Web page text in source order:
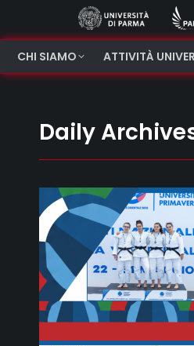
CHI SIAMO ATTIVITÀ
Daily